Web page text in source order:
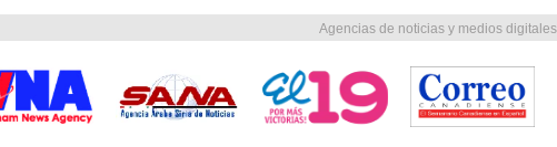
Agencias de noticias y medios digitales